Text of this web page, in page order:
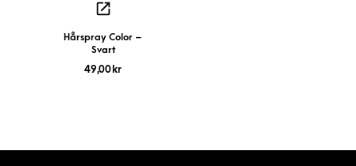
Hårspray Color –
Svart
49,00 kr